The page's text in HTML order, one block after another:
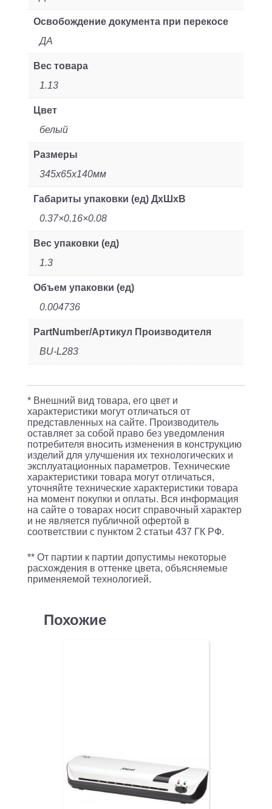
Освобождение документа при перекосе
ДА
Вес товара
1.13
Цвет
белый
Размеры
345x65x140мм
Габариты упаковки (ед) ДхШхВ
0.37×0.16×0.08
Вес упаковки (ед)
1.3
Объем упаковки (ед)
0.004736
PartNumber/Артикул Производителя
BU-L283
* Внешний вид товара, его цвет и
характеристики могут отличаться от
представленных на сайте. Производитель
оставляет за собой право без уведомления
потребителя вносить изменения в конструкцию
изделий для улучшения их технологических и
эксплуатационных параметров. Технические
характеристики товара могут отличаться,
уточняйте технические характеристики товара
на момент покупки и оплаты. Вся информация
на сайте о товарах носит справочный характер
и не является публичной офертой в
соответствии с пунктом 2 статьи 437 ГК РФ.
** От партии к партии допустимы некоторые
расхождения в оттенке цвета, объясняемые
применяемой технологией.
Похожие